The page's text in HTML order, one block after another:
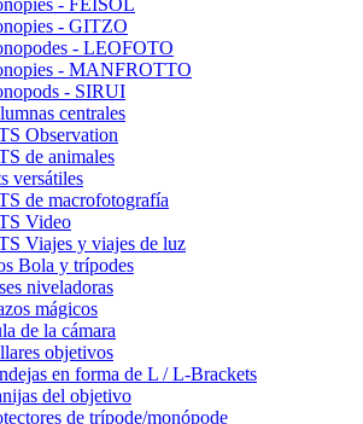
- FEISOL
- GITZO
- LEOFOTO
- MANFROTTO
- SIRUI
centrales
Observation
de animales
versátiles
de macrofotografía
Video
Viajes y viajes de luz
Bola y trípodes
niveladoras
mágicos
de la cámara
objetivos
en forma de L / L-Brackets
del objetivo
de trípode/monópode